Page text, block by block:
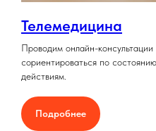
Телемедицина
Проводим онлайн-
сориентироваться по
действиям.
Подробнее